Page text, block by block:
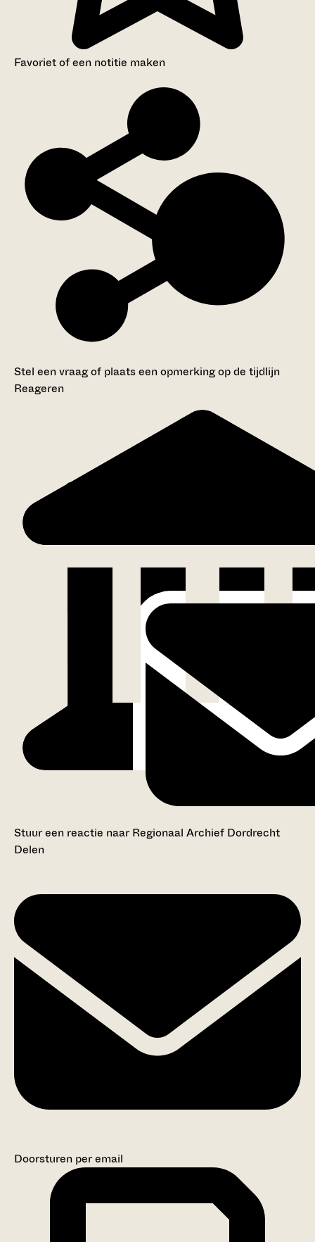
Favoriet of een notitie maken
Stel een vraag of plaats een opmerking op de tijdlijn
Reageren
Stuur een reactie naar Regionaal Archief Dordrecht
Delen
Doorsturen per email